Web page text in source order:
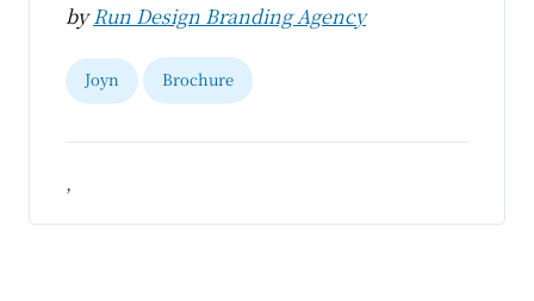
byRun Design Branding Agency
Joyn Brochure
,